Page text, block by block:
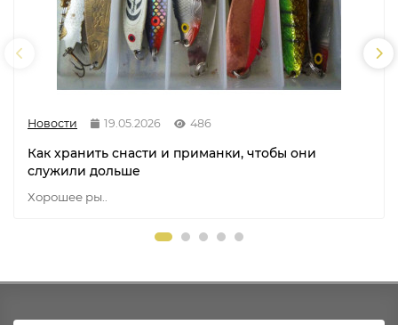
Новости 19.05.2026 486
Как хранить снасти и приманки, чтобы они
служили дольше
Хорошее ры..